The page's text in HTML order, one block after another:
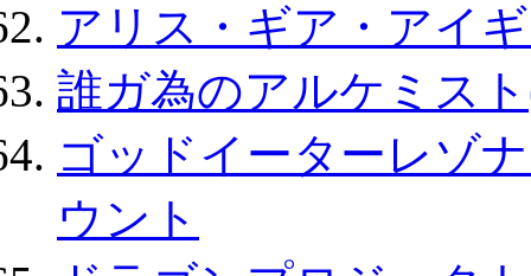
アリス・ギア・アイ
誰ガ為のアルケミス
ゴッドイーターレゾ
ウント